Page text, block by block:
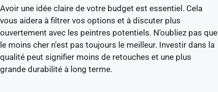
Avoir une idée claire de votre budget est essentiel. Cela
vous aidera à filtrer vos options et à discuter plus
ouvertement avec les peintres potentiels. N’oubliez pas que
le moins cher n’est pas toujours le meilleur. Investir dans la
qualité peut signifier moins de retouches et une plus
grande durabilité à long terme.